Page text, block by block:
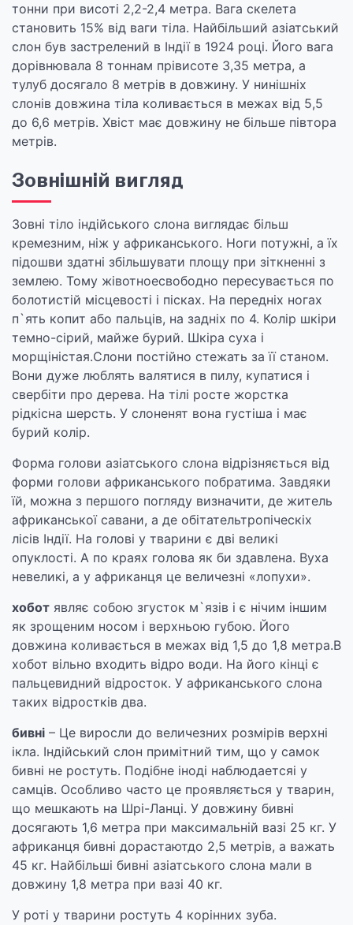
тонни при висоті 2,2-2,4 метра. Вага скелета
становить 15% від ваги тіла. Найбільший азіатський
слон був застрелений в Індії в 1924 році. Його вага
дорівнювала 8 тоннам прівисоте 3,35 метра, а
тулуб досягало 8 метрів в довжину. У нинішніх
слонів довжина тіла коливається в межах від 5,5
до 6,6 метрів. Хвіст має довжину не більше півтора
метрів.
Зовнішній вигляд
Зовні тіло індійського слона виглядає більш
кремезним, ніж у африканського. Ноги потужні, а їх
підошви здатні збільшувати площу при зіткненні з
землею. Тому жівотноесвободно пересувається по
болотистій місцевості і пісках. На передніх ногах
п`ять копит або пальців, на задніх по 4. Колір шкіри
темно-сірий, майже бурий. Шкіра суха і
морщіністая.Слони постійно стежать за її станом.
Вони дуже люблять валятися в пилу, купатися і
свербіти про дерева. На тілі росте жорстка
рідкісна шерсть. У слоненят вона густіша і має
бурий колір.
Форма голови азіатського слона відрізняється від
форми голови африканського побратима. Завдяки
їй, можна з першого погляду визначити, де житель
африканської савани, а де обітательтропіческіх
лісів Індії. На голові у тварини є дві великі
опуклості. А по краях голова як би здавлена. Вуха
невеликі, а у африканця це величезні «лопухи».
хобот являє собою згусток м`язів і є нічим іншим
як зрощеним носом і верхньою губою. Його
довжина коливається в межах від 1,5 до 1,8 метра.В
хобот вільно входить відро води. На його кінці є
пальцевидний відросток. У африканського слона
таких відростків два.
бивні – Це виросли до величезних розмірів верхні
ікла. Індійський слон примітний тим, що у самок
бивні не ростуть. Подібне іноді наблюдаетсяі у
самців. Особливо часто це проявляється у тварин,
що мешкають на Шрі-Ланці. У довжину бивні
досягають 1,6 метра при максимальній вазі 25 кг. У
африканця бивні дорастаютдо 2,5 метрів, а важать
45 кг. Найбільші бивні азіатського слона мали в
довжину 1,8 метра при вазі 40 кг.
У роті у тварини ростуть 4 корінних зуба.